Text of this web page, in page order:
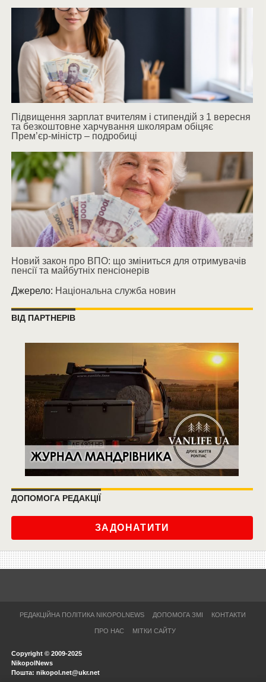
Підвищення зарплат вчителям і стипендій з 1 вересня
та безкоштовне харчування школярам обіцяє
Прем’єр-міністр – подробиці
Новий закон про ВПО: що зміниться для отримувачів
пенсії та майбутніх пенсіонерів
Джерело: Національна служба новин
ВІД ПАРТНЕРІВ
ДОПОМОГА РЕДАКЦІЇ
ЗАДОНАТИТИ
РЕДАКЦІЙНА ПОЛІТИКА NIKOPOLNEWS ДОПОМОГА ЗМІ КОНТАКТИ
ПРО НАС МІТКИ САЙТУ
Copyright © 2009-2025
NikopolNews
Пошта: nikopol.net@ukr.net